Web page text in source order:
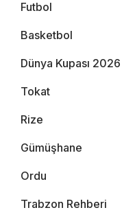
Futbol
Basketbol
Dünya Kupası 2026
Tokat
Rize
Gümüşhane
Ordu
Trabzon Rehberi